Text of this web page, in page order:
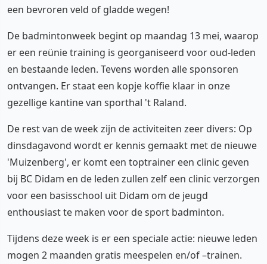
een bevroren veld of gladde wegen!
De badmintonweek begint op maandag 13 mei, waarop
er een reünie training is georganiseerd voor oud-leden
en bestaande leden. Tevens worden alle sponsoren
ontvangen. Er staat een kopje koffie klaar in onze
gezellige kantine van sporthal 't Raland.
De rest van de week zijn de activiteiten zeer divers: Op
dinsdagavond wordt er kennis gemaakt met de nieuwe
'Muizenberg', er komt een toptrainer een clinic geven
bij BC Didam en de leden zullen zelf een clinic verzorgen
voor een basisschool uit Didam om de jeugd
enthousiast te maken voor de sport badminton.
Tijdens deze week is er een speciale actie: nieuwe leden
mogen 2 maanden gratis meespelen en/of –trainen.